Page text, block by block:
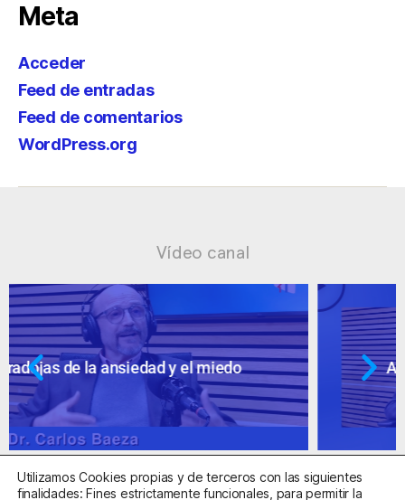
Meta
Acceder
Feed de entradas
Feed de comentarios
WordPress.org
Vídeo canal
Ansiedad: supuestos cuestionables
Utilizamos Cookies propias y de terceros con las siguientes
finalidades: Fines estrictamente funcionales, para permitir la